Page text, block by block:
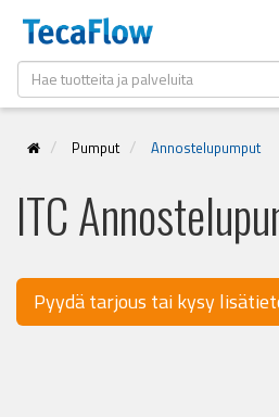
Pumput Annostelupumput
ITC
Pyydä tarjous tai kysy